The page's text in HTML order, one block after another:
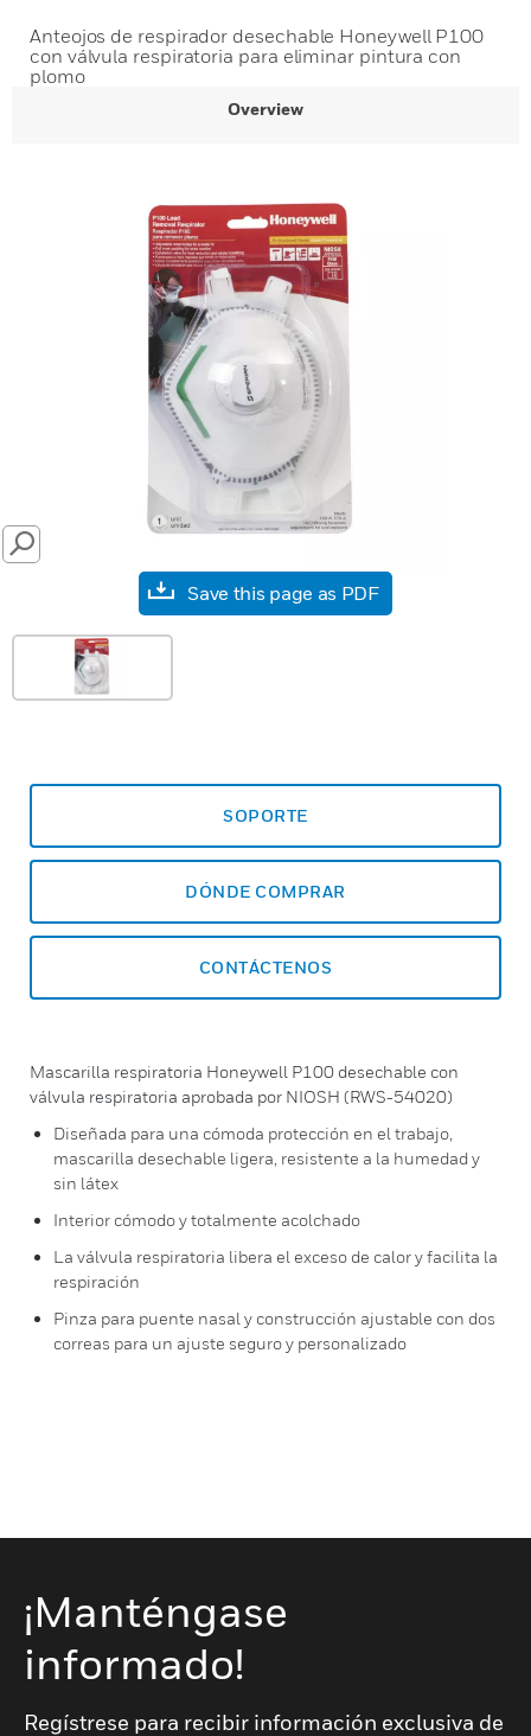
Anteojos de respirador desechable Honeywell P100
con válvula respiratoria para eliminar pintura con
plomo
Overview
SEARCH
Save this page as PDF
SOPORTE
DÓNDE COMPRAR
CONTÁCTENOS
Mascarilla respiratoria Honeywell P100 desechable con
válvula respiratoria aprobada por NIOSH (RWS-54020)
Diseñada para una cómoda protección en el trabajo,
mascarilla desechable ligera, resistente a la humedad y
sin látex
Interior cómodo y totalmente acolchado
La válvula respiratoria libera el exceso de calor y facilita la
respiración
Pinza para puente nasal y construcción ajustable con dos
correas para un ajuste seguro y personalizado
¡Manténgase
informado!
Regístrese para recibir información exclusiva de